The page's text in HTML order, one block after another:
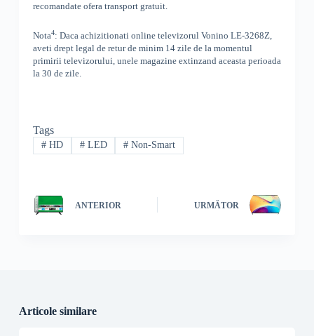
recomandate ofera transport gratuit.
Nota4: Daca achizitionati online televizorul Vonino LE-3268Z,
aveti drept legal de retur de minim 14 zile de la momentul
primirii televizorului, unele magazine extinzand aceasta perioada
la 30 de zile.
Tags
#HD #LED # Non-Smart
ANTERIOR URMĂTOR
Articole similare